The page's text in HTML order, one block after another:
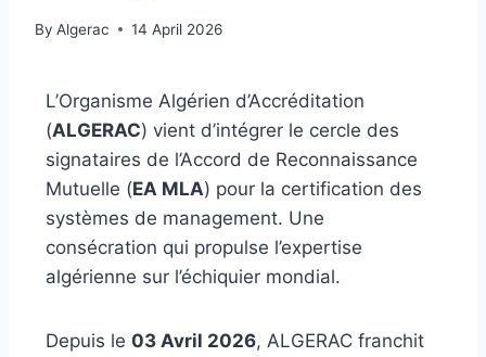
By Algerac 14 April 2026
L’Organisme Algérien d’Accréditation
(ALGERAC) vient d’intégrer le cercle des
signataires de l’Accord de Reconnaissance
Mutuelle (EA MLA) pour la certification des
systèmes de management. Une
consécration qui propulse l’expertise
algérienne sur l’échiquier mondial.
Depuis le 03 Avril 2026, ALGERAC franchit